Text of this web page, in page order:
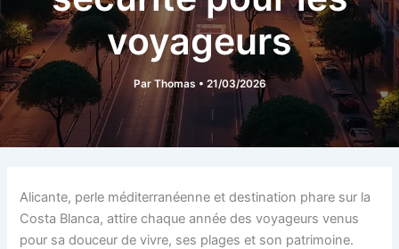
voyageurs
Par Thomas • 21/03/2026
Alicante, perle méditerranéenne et destination phare sur la
Costa Blanca, attire chaque année des voyageurs venus
pour sa douceur de vivre, ses plages et son patrimoine.